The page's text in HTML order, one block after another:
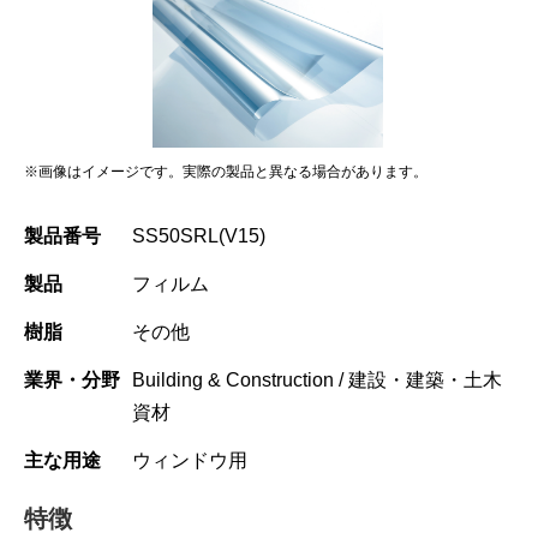
※画像はイメージです。実際の製品と異なる場合があります。
製品番号 SS50SRL(V15)
製品 フィルム
樹脂 その他
業界・分野
Building & Construction / 建設・建築・土木
資材
主な用途 ウィンドウ用
特徴